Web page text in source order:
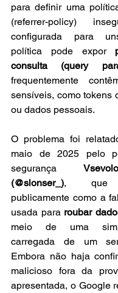
para definir uma
(referrer-policy)
configurada para
política pode expor
consulta (query
frequentemente
sensíveis, como tokens
ou dados pessoais.
O problema foi
maio de 2025 pelo
segurança
(@slonser_), que
publicamente como a
usada para roubar
meio de uma
carregada de um
Embora não haja
malicioso fora da
apresentada, o Google